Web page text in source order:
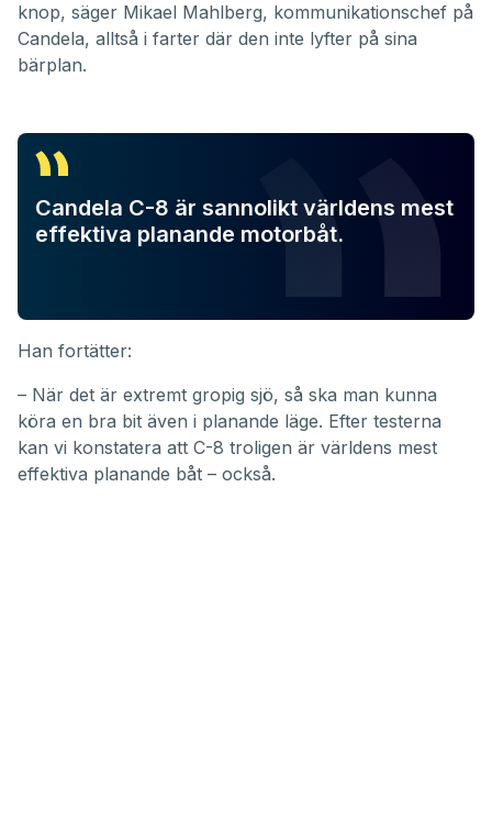
knop, säger Mikael Mahlberg, kommunikationschef på
Candela, alltså i farter där den inte lyfter på sina
bärplan.
Candela C-8 är sannolikt världens mest
effektiva planande motorbåt.
Han fortätter:
– När det är extremt gropig sjö, så ska man kunna
köra en bra bit även i planande läge. Efter testerna
kan vi konstatera att C-8 troligen är världens mest
effektiva planande båt – också.